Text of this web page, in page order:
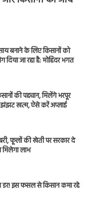
बनाने के लिए किसानों को
जा रहा है: मोहिंदर भगत
की पहचान, मिलेंगे भरपूर
झंझट खत्म, ऐसे करें अप्लाई
फूलों की खेती पर सरकार दे
लाभ
डर! इस फसल से किसान कमा रहे